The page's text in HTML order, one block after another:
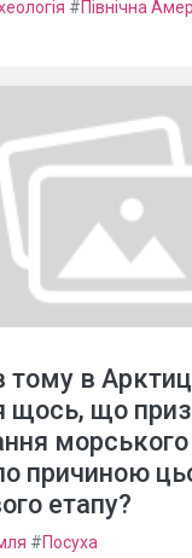
#Північна
тому в
щось, що
причиною
етапу?
#Посуха